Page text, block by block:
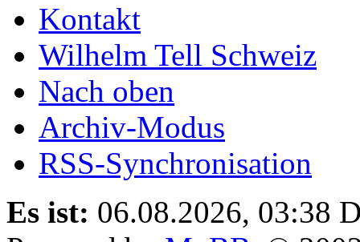
Kontakt
Wilhelm Tell Schweiz
Nach oben
Archiv-Modus
RSS-Synchronisation
Es ist: 06.08.2026, 03:38